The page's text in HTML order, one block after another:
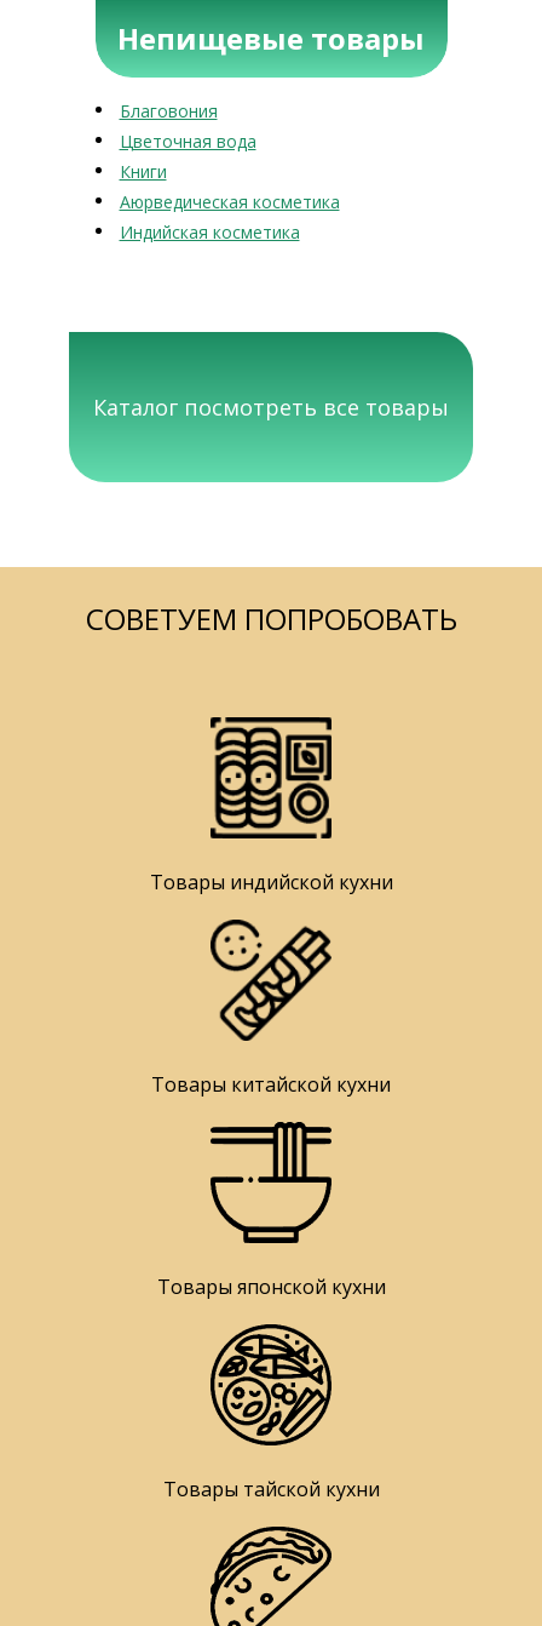
Непищевые товары
Благовония
Цветочная вода
Книги
Аюрведическая косметика
Индийская косметика
Каталог посмотреть все товары
СОВЕТУЕМ ПОПРОБОВАТЬ
Товары индийской кухни
Товары китайской кухни
Товары японской кухни
Товары тайской кухни